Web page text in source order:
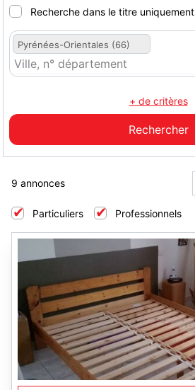
Recherche dans le titre uniquement
Pyrénées-Orientales (66)
+ de critères
9 annonces
Particuliers Professionnels